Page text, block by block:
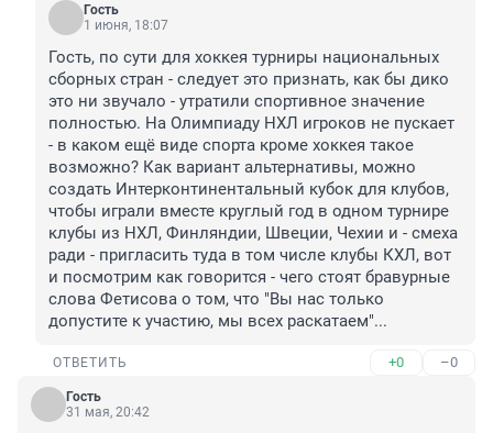
Гость
1 июня, 18:07
Гость, по сути для хоккея турниры национальных
сборных стран - следует это признать, как бы дико
это ни звучало - утратили спортивное значение
полностью. На Олимпиаду НХЛ игроков не пускает
- в каком ещё виде спорта кроме хоккея такое
возможно? Как вариант альтернативы, можно
создать Интерконтинентальный кубок для клубов,
чтобы играли вместе круглый год в одном турнире
клубы из НХЛ, Финляндии, Швеции, Чехии и - смеха
ради - пригласить туда в том числе клубы КХЛ, вот
и посмотрим как говорится - чего стоят бравурные
слова Фетисова о том, что "Вы нас только
допустите к участию, мы всех раскатаем"...
ОТВЕТИТЬ +0 –0
Гость
31 мая, 20:42